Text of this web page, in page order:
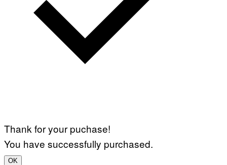
Thank for your puchase!
You have successfully purchased.
OK